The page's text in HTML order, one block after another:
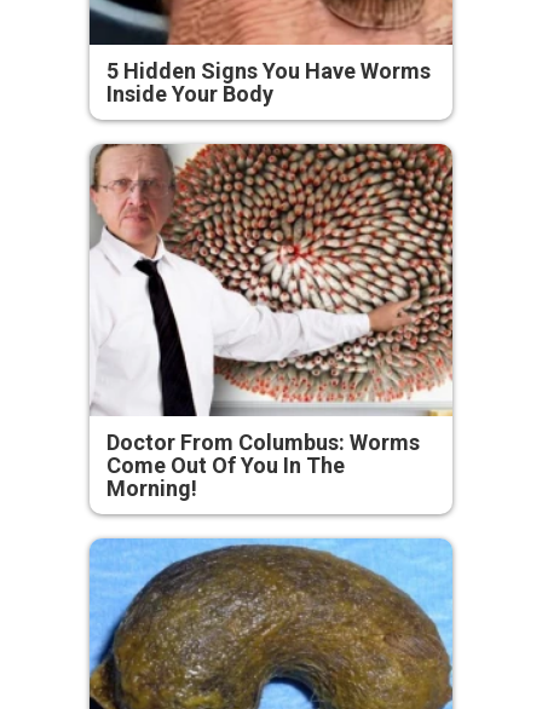
5 Hidden Signs You Have Worms
Inside Your Body
Doctor From Columbus: Worms
Come Out Of You In The
Morning!